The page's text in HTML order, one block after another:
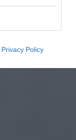
Privacy Policy